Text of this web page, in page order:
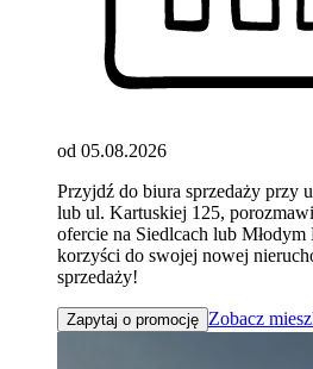
od 05.08.2026
Przyjdź do biura sprzedaży przy
lub ul. Kartuskiej 125,
ofercie na Siedlcach lub
korzyści do swojej nowej
sprzedaży!
Zapytaj o promocję Zobacz